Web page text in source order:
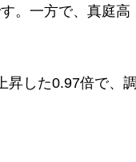
。一方で、真庭高
した0.97倍で、調